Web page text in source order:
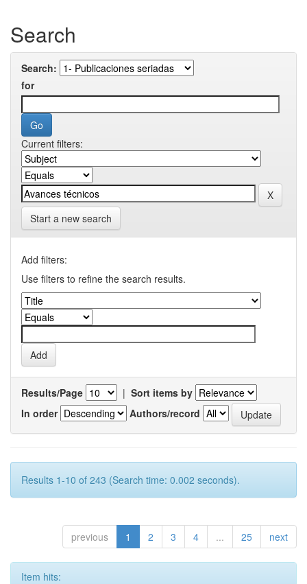
Search
Search:
for
Current filters:
Start a new search
Add filters:
Use filters to refine the search results.
Results/Page | Sort items by
In order
Authors/record
Results 1-10 of 243 (Search time: 0.002 seconds).
previous 1 2 3 4 ... 25 next
Item hits: